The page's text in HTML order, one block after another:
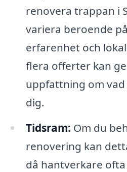
renovera trappan i
variera beroende
erfarenhet och
flera offerter kan
uppfattning om
dig.
Tidsram: Om du
renovering kan
då hantverkare